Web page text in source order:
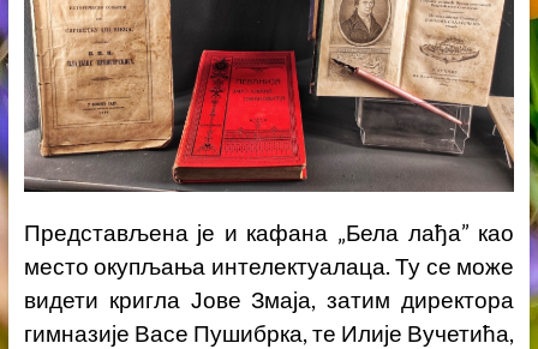
Представљена је и кафана „Бела лађа” као
место окупљања интелектуалаца. Ту се може
видети кригла Јове Змаја, затим директора
гимназије Васе Пушибрка, те Илије Вучетића,